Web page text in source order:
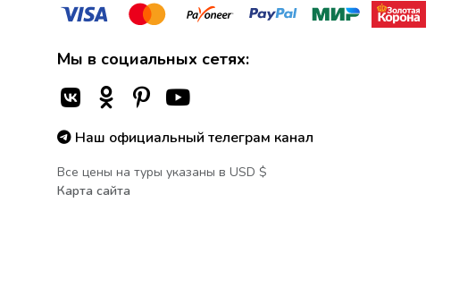
Мы в социальных сетях:
Наш официальный телеграм канал
Все цены на туры указаны в USD $
Карта сайта